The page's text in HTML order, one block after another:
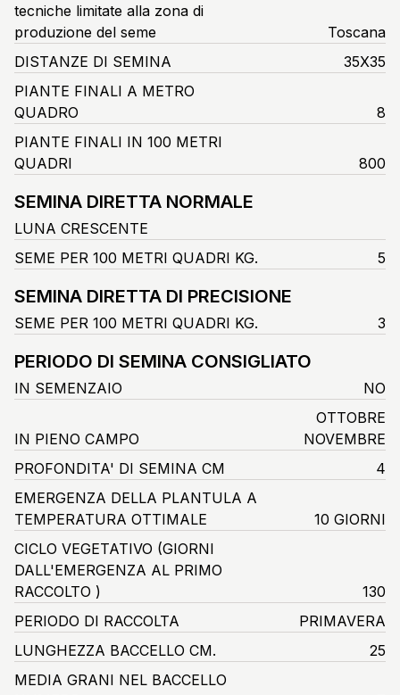
tecniche limitate alla zona di
produzione del seme
Toscana
DISTANZE DI SEMINA
35X35
PIANTE FINALI A METRO
QUADRO
8
PIANTE FINALI IN 100 METRI
QUADRI
800
SEMINA DIRETTA NORMALE
LUNA CRESCENTE
SEME PER 100 METRI QUADRI KG.
5
SEMINA DIRETTA DI PRECISIONE
SEME PER 100 METRI QUADRI KG. 3
PERIODO DI SEMINA CONSIGLIATO
IN SEMENZAIO NO
IN PIENO CAMPO
OTTOBRE
NOVEMBRE
PROFONDITA' DI SEMINA CM
4
EMERGENZA DELLA PLANTULA A
TEMPERATURA OTTIMALE
10 GIORNI
CICLO VEGETATIVO (GIORNI
DALL'EMERGENZA AL PRIMO
RACCOLTO )
130
PERIODO DI RACCOLTA
PRIMAVERA
LUNGHEZZA BACCELLO CM.
25
MEDIA GRANI NEL BACCELLO